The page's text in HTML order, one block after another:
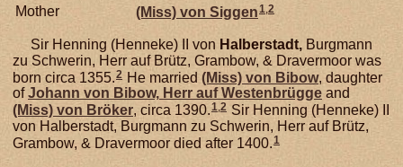
Mother
(Miss) von Siggen 1 2
Sir Henning (Henneke) II von Halberstadt, Burgmann
zu Schwerin, Herr auf Brütz, Grambow, & Dravermoor was
born circa 1355.2 He married (Miss) von Bibow, daughter
ofJohann von Bibow, Herr auf Westenbrügge and
(Miss) von Bröker, circa 1390.1,2 Sir Henning (Henneke) II
von Halberstadt, Burgmann zu Schwerin, Herr auf Brütz,
Grambow, & Dravermoor died after 1400.1